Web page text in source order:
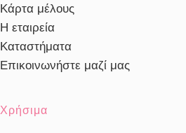
Κάρτα μέλους
Η εταιρεία
Καταστήματα
Επικοινωνήστε μαζί μας
Χρήσιμα